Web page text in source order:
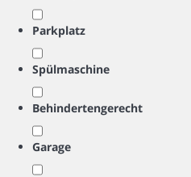
Parkplatz
Spülmaschine
Behindertengerecht
Garage